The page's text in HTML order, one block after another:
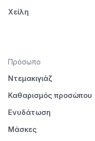
Χείλη
Πρόσωπο
Ντεμακιγιάζ
Καθαρισμός προσώπου
Ενυδάτωση
Μάσκες